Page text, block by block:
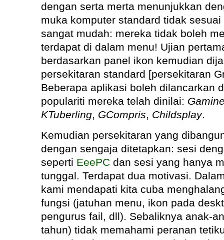
dengan serta merta menunjukkan
muka komputer standard tidak
sangat mudah: mereka tidak boleh
terdapat di dalam menu! Ujian
berdasarkan panel ikon kemudian
persekitaran standard [persekitaran
Beberapa aplikasi boleh dilancarkan
populariti mereka telah dinilai:
KTuberling, GCompris, Childsplay.
Kemudian persekitaran yang
dengan sengaja ditetapkan: sesi
seperti EeePCdan sesi yang hanya
tunggal. Terdapat dua motivasi.
kami mendapati kita cuba
fungsi (jatuhan menu, ikon pada
pengurus fail, dll). Sebaliknya anak-
tahun) tidak memahami peranan